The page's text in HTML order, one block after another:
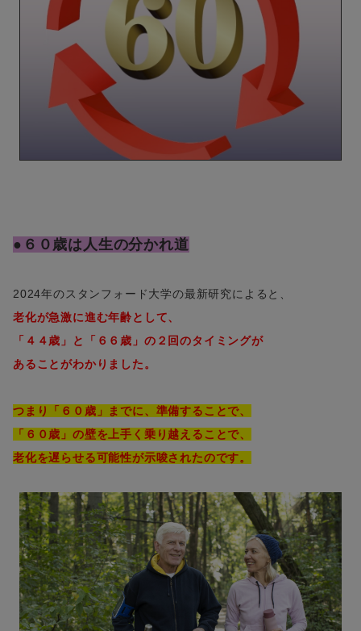
●６０歳は人生の分かれ道
2024年のスタンフォード大学の最新研究によると、
老化が急激に進む年齢として、
「４４歳」と「６６歳」の２回のタイミングが
あることがわかりました。
つまり「６０歳」までに、準備することで、
「６０歳」の壁を上手く乗り越えることで、
老化を遅らせる可能性が示唆されたのです。